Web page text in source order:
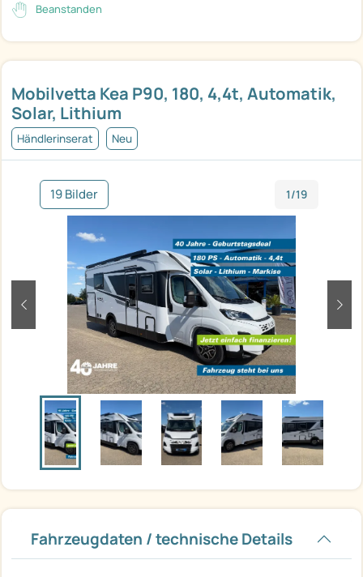
Mobilvetta Kea P90, 180, 4,4t, Automatik,
Solar, Lithium
Händlerinserat Neu
19 Bilder 1/19
zurück
Fahrzeugdaten / technische Details
Beanstanden